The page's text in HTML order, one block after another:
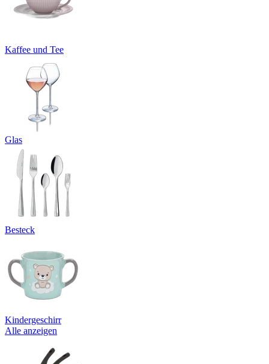
Kaffee und Tee
Glas
Besteck
Kindergeschirr
Alle anzeigen